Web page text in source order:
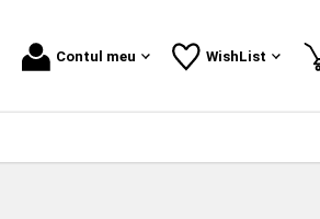
Contul meu WishList